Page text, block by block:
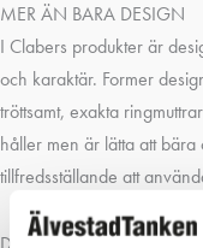
MER ÄN BARA DESIGN
I Clabers produkter är
och karaktär. Former
tröttsamt, exakta
håller men är lätta att
tillfredsställande att